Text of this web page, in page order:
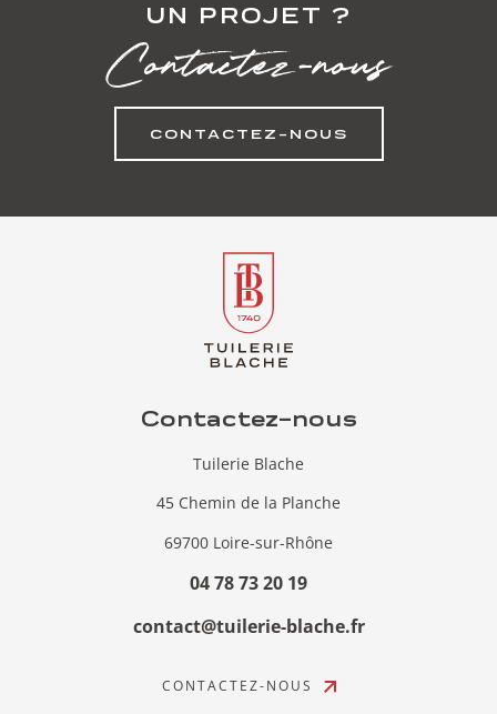
UN PROJET ?
Contactez-nous
CONTACTEZ-NOUS
Contactez-nous
Tuilerie Blache
45 Chemin de la Planche
69700 Loire-sur-Rhône
04 78 73 20 19
contact@tuilerie-blache.fr
CONTACTEZ-NOUS